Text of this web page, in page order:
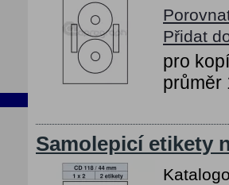
Přidat
pro
průměr
Samolepicí etikety